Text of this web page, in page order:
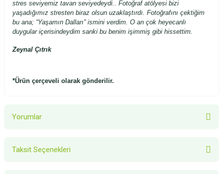
stres seviyemiz tavan seviyedeydi.. Fotoğraf atölyesi bizi
yaşadığımız stresten biraz olsun uzaklaştırdı. Fotoğrafını çektiğim
bu ana; “Yaşamın Dalları” ismini verdim. O an çok heyecanlı
duygular içerisindeydim sanki bu benim işimmiş gibi hissettim.
Zeynal Çıtrık
*Ürün çerçeveli olarak gönderilir.
Yorumlar
Taksit Seçenekleri